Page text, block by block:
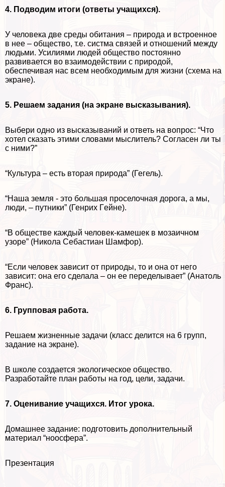
4. Подводим итоги (ответы учащихся).
У человека две среды обитания – природа и встроенное
в нее – общество, т.е. систма связей и отношений между
людьми. Усилиями людей общество постоянно
развивается во взаимодействии с природой,
обеспечивая нас всем необходимым для жизни (схема на
экране).
5. Решаем задания (на экране высказывания).
Выбери одно из высказываний и ответь на вопрос: “Что
хотел сказать этими словами мыслитель? Согласен ли ты
с ними?”
“Культура – есть вторая природа” (Гегель).
“Наша земля - это большая проселочная дорога, а мы,
люди, – путники” (Генрих Гeйне).
“В обществе каждый человек-камешек в мозаичном
узоре” (Никола Себастиан Шамфор).
“Если человек зависит от природы, то и она от него
зависит: она его сделала – он ее переделывает” (Анатоль
Франс).
6. Групповая работа.
Решаем жизненные задачи (класс делится на 6 групп,
задание на экране).
В школе создается экологическое общество.
Разработайте план работы на год, цели, задачи.
7. Оценивание учащихся. Итог урока.
Домашнее задание: подготовить дополнительный
материал “ноосфера”.
Презентация